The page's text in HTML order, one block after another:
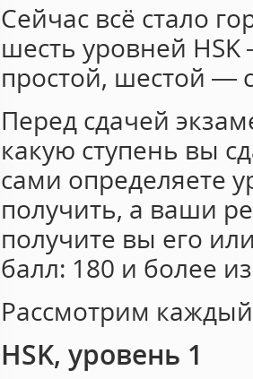
Сейчас всё стало
шесть уровней
простой, шестой —
Перед сдачей
какую ступень вы
сами определяете
получить, а ваши
получите вы его
балл: 180 и более
Рассмотрим
HSK, уровень 1